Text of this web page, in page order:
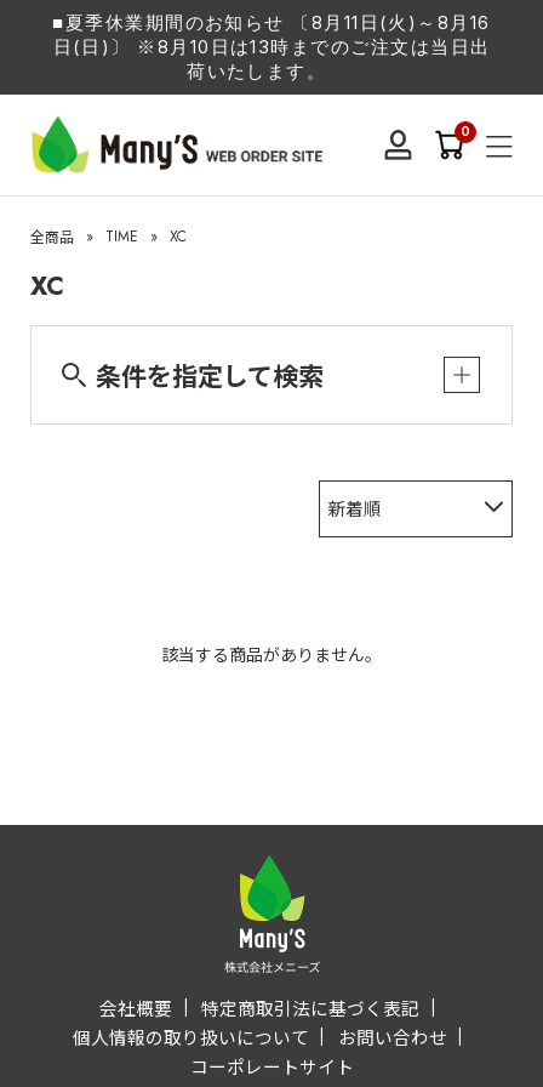
■夏季休業期間のお知らせ 〔8月11日(火)～8月16
日(日)〕 ※8月10日は13時までのご注文は当日出
荷いたします。
0
全商品 » TIME » XC
XC
条件を指定して検索
新着順
該当する商品がありません。
会社概要
特定商取引法に基づく表記
個人情報の取り扱いについて
お問い合わせ
コーポレートサイト